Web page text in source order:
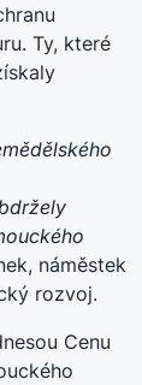
Ty, které
náměstek
rozvoj.
Cenu